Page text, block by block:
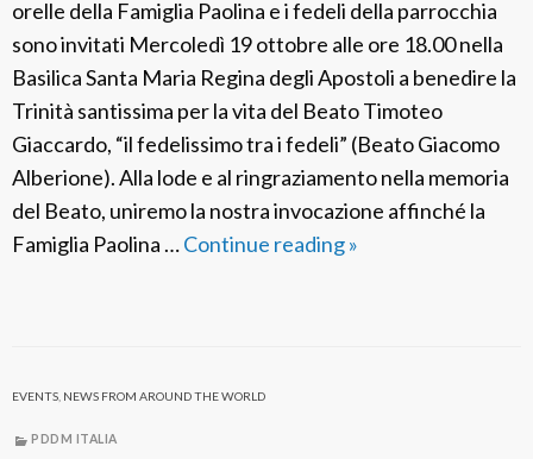
orelle della Famiglia Paolina e i fedeli della parrocchia
sono invitati Mercoledì 19 ottobre alle ore 18.00 nella
Basilica Santa Maria Regina degli Apostoli a benedire la
Trinità santissima per la vita del Beato Timoteo
Giaccardo, “il fedelissimo tra i fedeli” (Beato Giacomo
Alberione). Alla lode e al ringraziamento nella memoria
del Beato, uniremo la nostra invocazione affinché la
Famiglia Paolina …Continue readingM
»
EVENTS, NEWS FROM AROUND THE WORLD
PDDM ITALIA